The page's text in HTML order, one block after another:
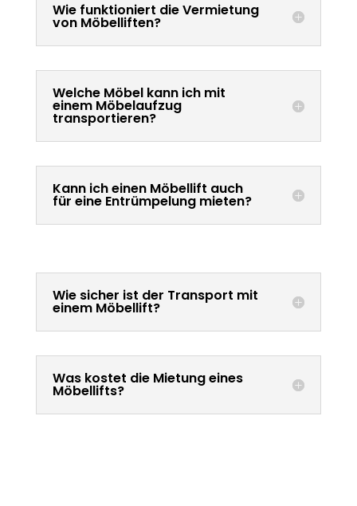
Wie funktioniert die Vermietung
von Möbelliften?
Welche Möbel kann ich mit
einem Möbelaufzug
transportieren?
Kann ich einen Möbellift auch
für eine Entrümpelung mieten?
Wie sicher ist der Transport mit
einem Möbellift?
Was kostet die Mietung eines
Möbellifts?